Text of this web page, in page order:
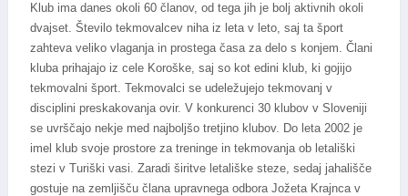
Klub ima danes okoli 60 članov, od tega jih je bolj aktivnih okoli
dvajset. Število tekmovalcev niha iz leta v leto, saj ta šport
zahteva veliko vlaganja in prostega časa za delo s konjem. Člani
kluba prihajajo iz cele Koroške, saj so kot edini klub, ki gojijo
tekmovalni šport. Tekmovalci se udeležujejo tekmovanj v
disciplini preskakovanja ovir. V konkurenci 30 klubov v Sloveniji
se uvrščajo nekje med najboljšo tretjino klubov. Do leta 2002 je
imel klub svoje prostore za treninge in tekmovanja ob letališki
stezi v Turiški vasi. Zaradi širitve letališke steze, sedaj jahališče
gostuje na zemljišču člana upravnega odbora Jožeta Krajnca v